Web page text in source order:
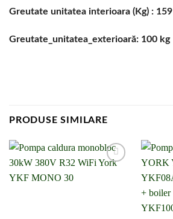
Greutate unitatea interioara (Kg) : 159
Greutate_unitatea_exterioară: 100 kg
PRODUSE SIMILARE